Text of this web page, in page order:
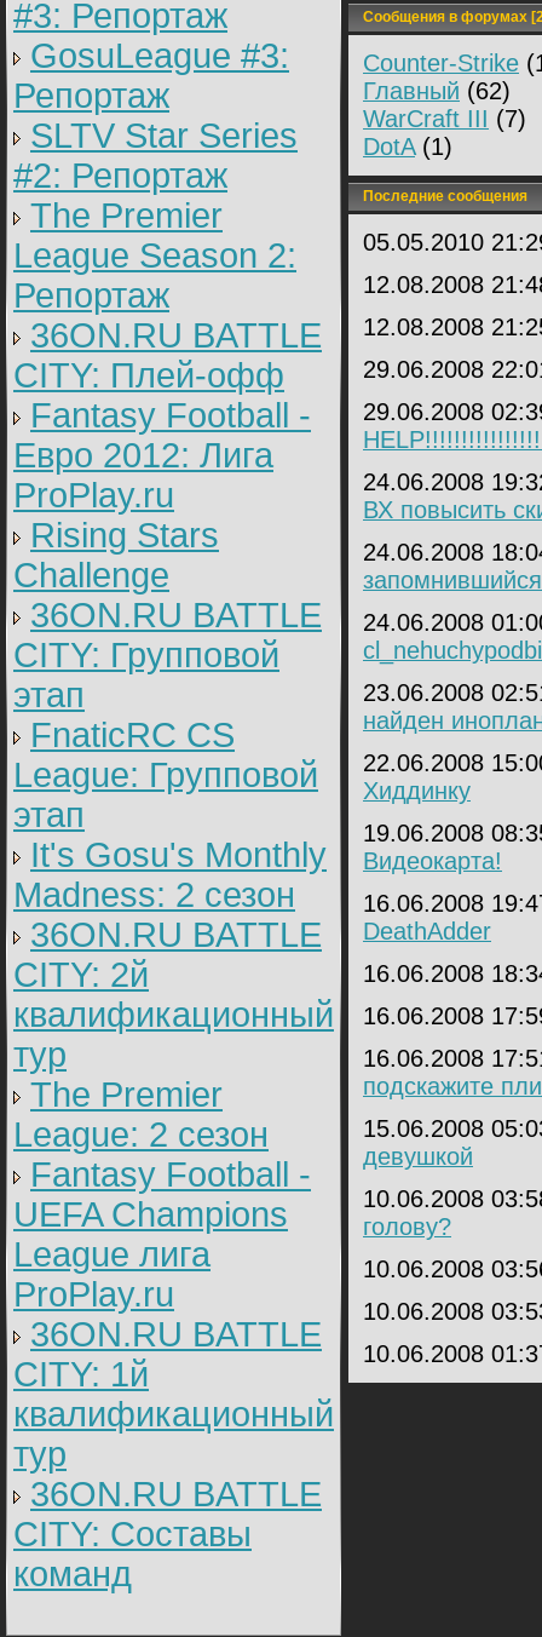
#3: Репортаж
GosuLeague #3:
Репортаж
SLTV Star Series
#2: Репортаж
The Premier
League Season 2:
Репортаж
36ON.RU BATTLE
CITY: Плей-офф
Fantasy Football -
Евро 2012: Лига
ProPlay.ru
Rising Stars
Challenge
36ON.RU BATTLE
CITY: Групповой
этап
FnaticRC CS
League: Групповой
этап
It's Gosu's Monthly
Madness: 2 сезон
36ON.RU BATTLE
CITY: 2й
квалификационный
тур
The Premier
League: 2 cезон
Fantasy Football -
UEFA Champions
League лига
ProPlay.ru
36ON.RU BATTLE
CITY: 1й
квалификационный
тур
36ON.RU BATTLE
CITY: Составы
команд
Сообщения в форумах
Counter-Strike
Главный (62)
WarCraft III (7)
DotA(1)
Последние сообщения
05.05.2010
12.08.2008
12.08.2008
29.06.2008
29.06.2008
24.06.2008
ВХ повысить
24.06.2008
24.06.2008
23.06.2008
найден
22.06.2008
Хиддинку
19.06.2008
Видеокарта!
16.06.2008
DeathAdder
16.06.2008
16.06.2008
16.06.2008
подскажите
15.06.2008
девушкой
10.06.2008
голову?
10.06.2008
10.06.2008
10.06.2008